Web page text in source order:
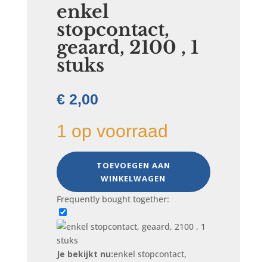
enkel
stopcontact,
geaard, 2100 , 1
stuks
€2,00
1 op voorraad
enkel
stopcontact,
geaard,
2100
1
stuks
aantal
TOEVOEGEN AAN
WINKELWAGEN
Frequently bought together:
Je bekijkt nu:enkel stopcontact,